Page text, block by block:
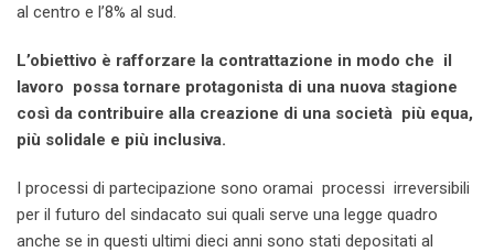
al centro e l’8% al sud.
L’obiettivo è rafforzare la contrattazione in modo che il
lavoro possa tornare protagonista di una nuova stagione
così da contribuire alla creazione di una società più equa,
più solidale e più inclusiva.
I processi di partecipazione sono oramai processi irreversibili
per il futuro del sindacato sui quali serve una legge quadro
anche se in questi ultimi dieci anni sono stati depositati al